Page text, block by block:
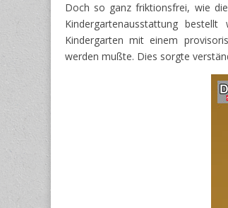
Doch so ganz friktionsfrei, wie
Kindergartenausstattung
Kindergarten mit einem
werden mußte. Dies sorgte